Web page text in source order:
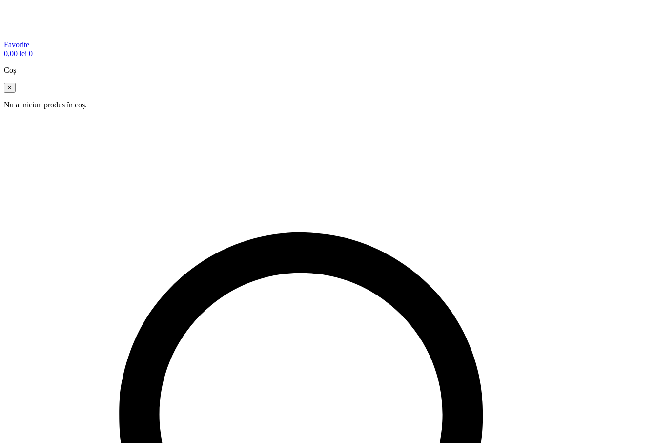
Favorite
0,00 lei 0
Coș
×
Nu ai niciun produs în coș.